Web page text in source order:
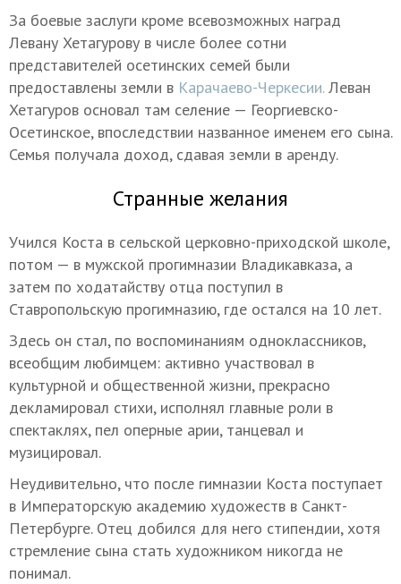
За боевые заслуги кроме всевозможных наград
Левану Хетагурову в числе более сотни
представителей осетинских семей были
предоставлены земли в Карачаево-Черкесии.Леван
Хетагуров основал там селение — Георгиевско-
Осетинское, впоследствии названное именем его сына.
Семья получала доход, сдавая земли в аренду.
Странные желания
Учился Коста в сельской церковно-приходской школе,
потом — в мужской прогимназии Владикавказа, а
затем по ходатайству отца поступил в
Ставропольскую прогимназию, где остался на 10 лет.
Здесь он стал, по воспоминаниям одноклассников,
всеобщим любимцем: активно участвовал в
культурной и общественной жизни, прекрасно
декламировал стихи, исполнял главные роли в
спектаклях, пел оперные арии, танцевал и
музицировал.
Неудивительно, что после гимназии Коста поступает
в Императорскую академию художеств в Санкт-
Петербурге. Отец добился для него стипендии, хотя
стремление сына стать художником никогда не
понимал.